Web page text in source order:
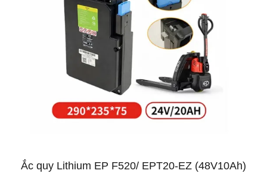
Ắc quy Lithium EP F520/ EPT20-EZ (48V10Ah)